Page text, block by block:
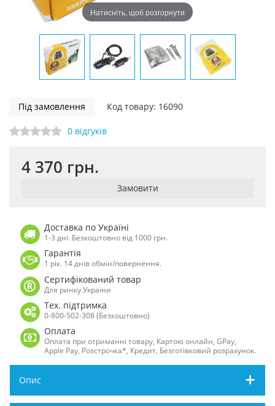
Натисніть, щоб розгорнути
Під замовлення Код товару: 16090
0 відгуків
4 370 грн.
Замовити
Доставка по Україні
1-3 дні. Безкоштовно від 1000 грн.
Гарантія
1 рік. 14 днів обмін/повернення.
Сертифікований товар
Для ринку України
Тех. підтримка
0-800-502-308 (Безкоштовно)
Оплата
Оплата при отриманні товару, Картою онлайн, GPay,
Apple Pay, Розстрочка*, Кредит, Безготівковий розрахунок.
Опис